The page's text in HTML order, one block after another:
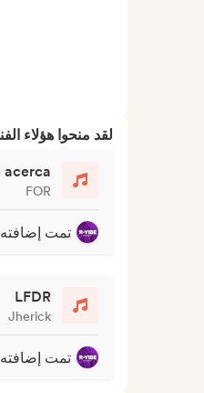
لقد منحوا هؤلاء
acerca
FOR
تمت
LFDR
Jherick
تمت